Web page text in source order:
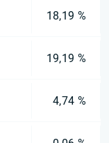
18,19 %
19,19 %
4,74 %